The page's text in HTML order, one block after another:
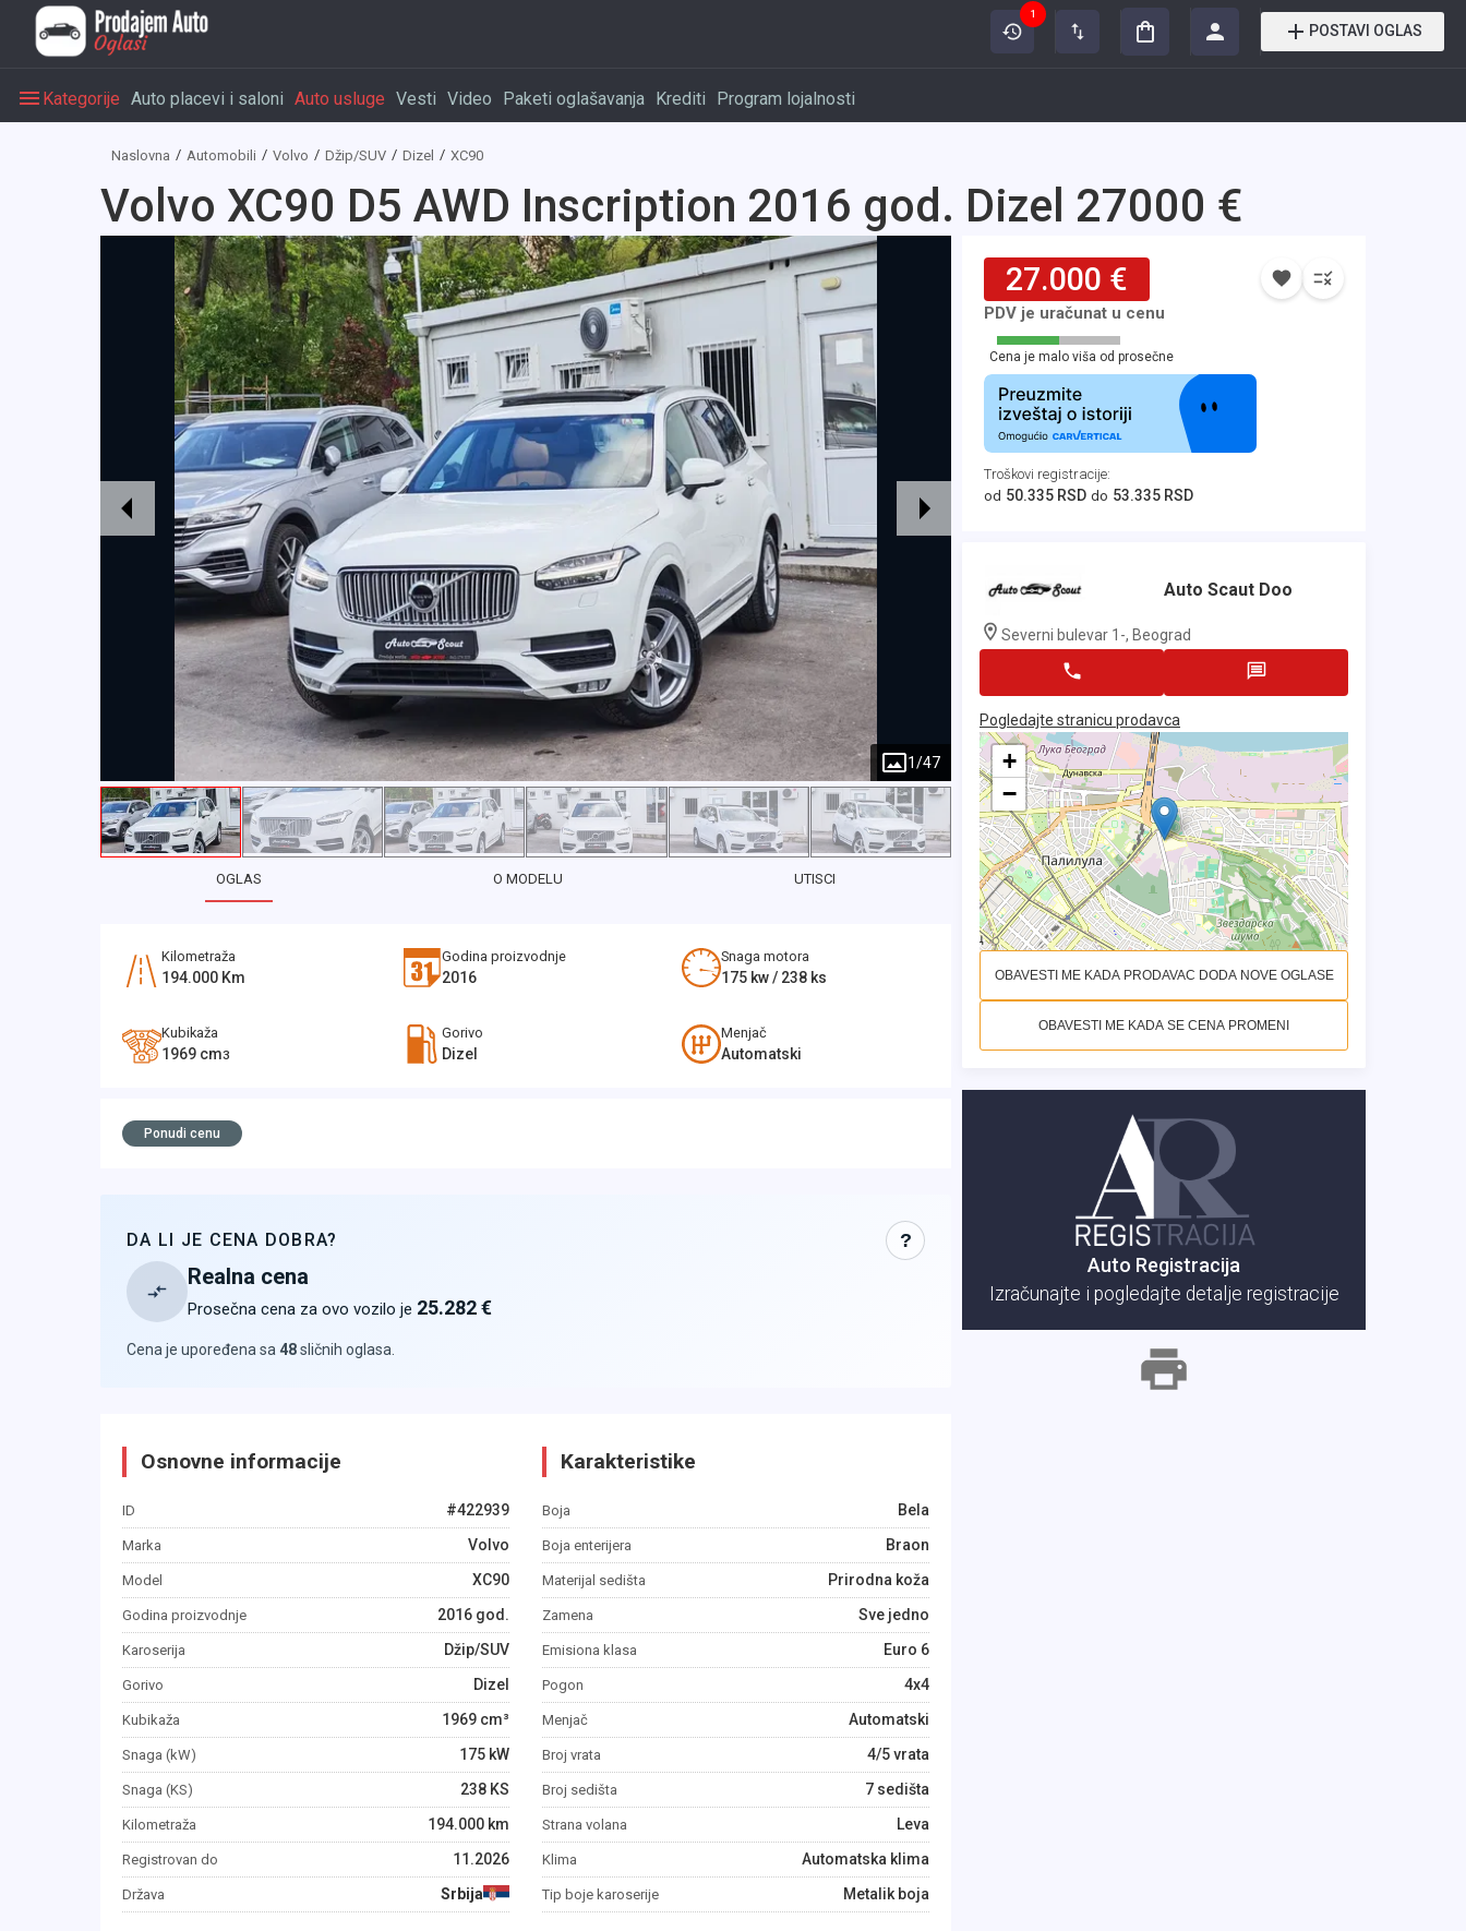
1
POSTAVI OGLAS
Kategorije Auto placevi i saloni Auto usluge Vesti Video Paketi oglašavanja Krediti Program lojalnosti
Naslovna Automobili Volvo Džip/SUV Dizel XC90
Volvo XC90 D5 AWD Inscription 2016 god. Dizel 27000 €
1/47
OGLAS O MODELU UTISCI
Kilometraža
194.000 Km
Godina proizvodnje
2016
Snaga motora
175 kw / 238 ks
Kubikaža
1969 cm3
Gorivo
Dizel
Menjač
Automatski
Ponudi cenu
DA LI JE CENA DOBRA? ?
Realna cena
Prosečna cena za ovo vozilo je 25.282 €
Cena je upoređena sa 48sličnih oglasa
Osnovne informacije
ID #422939
Marka Volvo
Model XC90
Godina proizvodnje 2016 god.
Karoserija Džip/SUV
Gorivo Dizel
Kubikaža 1969 cm³
Snaga (kW) 175 kW
Snaga (KS) 238 KS
Kilometraža 194.000 km
Registrovan do 11.2026
Država Srbija
Karakteristike
Boja Bela
Boja enterijera Braon
Materijal sedišta Prirodna koža
Zamena Sve jedno
Emisiona klasa Euro 6
Pogon 4x4
Menjač Automatski
Broj vrata 4/5 vrata
Broj sedišta 7 sedišta
Strana volana Leva
Klima Automatska klima
Tip boje karoserije Metalik boja
27.000 €
PDV je uračunat u cenu
Cena je malo viša od prosečne
Troškovi registracije:
od 50.335 RSD do 53.335 RSD
Auto Scaut Doo
Severni bulevar 1-, Beograd
Pogledajte stranicu prodavca
+
−
OBAVESTI ME KADA PRODAVAC DODA NOVE OGLASE
OBAVESTI ME KADA SE CENA PROMENI
Auto Registracija
Izračunajte i pogledajte detalje registracije